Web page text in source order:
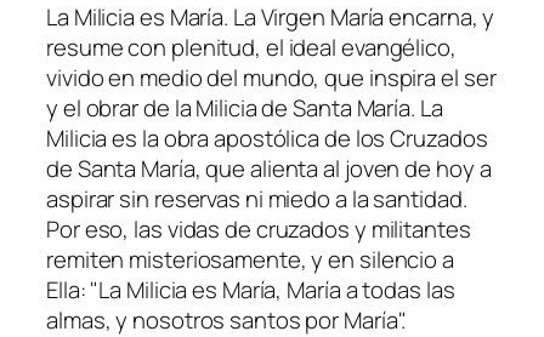
La Milicia es María. La Virgen María encarna, y
resume con plenitud, el ideal evangélico,
vivido en medio del mundo, que inspira el ser
y el obrar de la Milicia de Santa María. La
Milicia es la obra apostólica de los Cruzados
de Santa María, que alienta al joven de hoy a
aspirar sin reservas ni miedo a la santidad.
Por eso, las vidas de cruzados y militantes
remiten misteriosamente, y en silencio a
Ella: "La Milicia es María, María a todas las
almas, y nosotros santos por María".